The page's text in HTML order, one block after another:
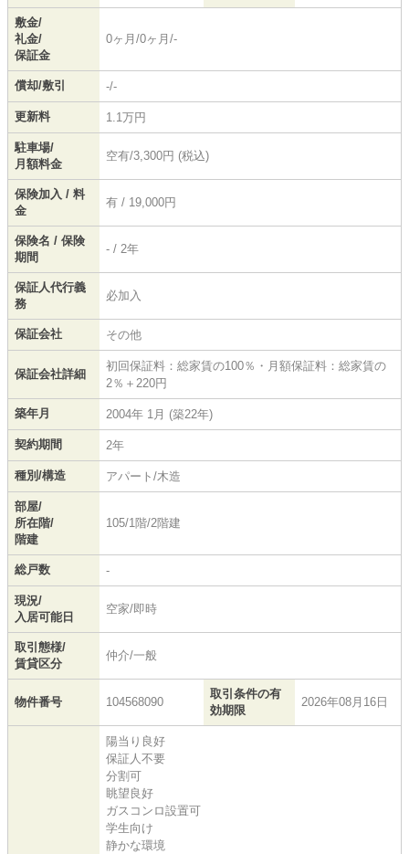
敷金/
礼金/
保証金
0ヶ月/0ヶ月/-
償却/敷引 -/-
更新料 1.1万円
駐車場/
月額料金
空有/3,300円 (税込)
保険加入 / 料
金
有 / 19,000円
保険名 / 保険
期間
- / 2年
保証人代行義
務
必加入
保証会社 その他
保証会社詳細
初回保証料：総家賃の100％・月額保証料：総家賃の
2％＋220円
築年月 2004年 1月 (築22年)
契約期間 2年
種別/構造 アパート/木造
部屋/
所在階/
階建
105/1階/2階建
総戸数 -
現況/
入居可能日
空家/即時
取引態様/
賃貸区分
仲介/一般
物件番号 104568090
取引条件の有
効期限
2026年08月16日
陽当り良好
保証人不要
分割可
眺望良好
ガスコンロ設置可
学生向け
静かな環境